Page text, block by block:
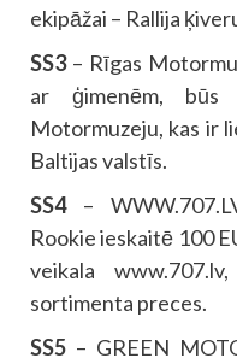
ekipāžai – Rallija
SS3– Rīgas
ar ģimenēm,
Motormuzeju, kas ir
Baltijas valstīs.
SS4–
Rookie ieskaitē 100
veikala
sortimenta preces.
SS5 – GREEN